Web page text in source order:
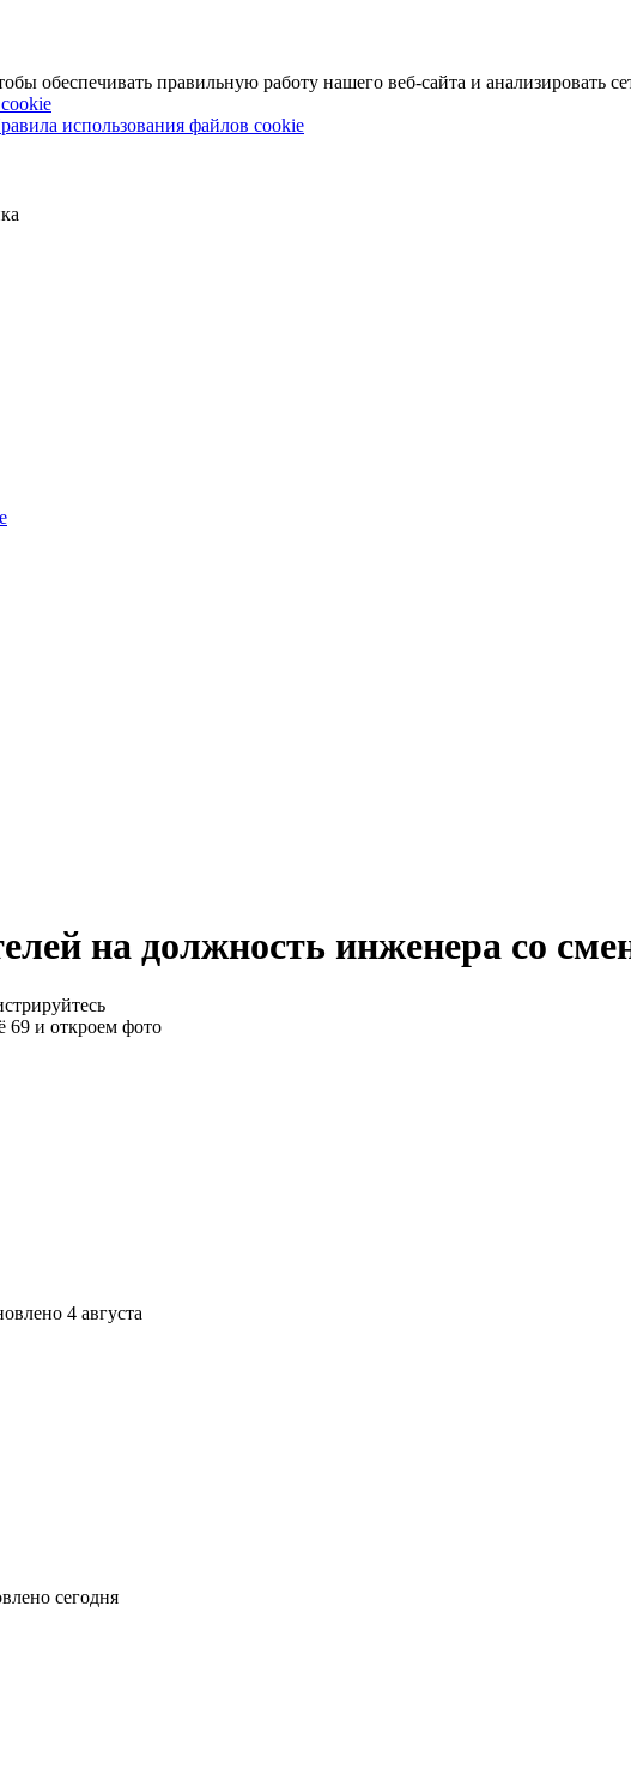
обеспечивать правильную работу нашего веб-сайта и анализировать
использования файлов cookie
на должность инженера со
69 и откроем фото
4 августа
сегодня